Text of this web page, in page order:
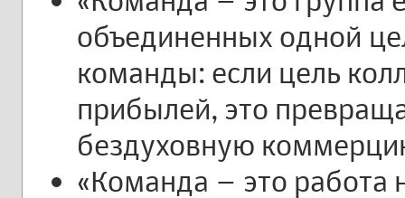
объединенных одной
команды: если цель
прибылей, это
бездуховную
«Команда – это работа